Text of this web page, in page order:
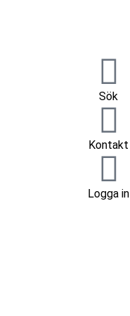
Sök
Kontakt
Logga in